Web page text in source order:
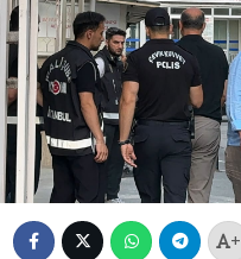
+